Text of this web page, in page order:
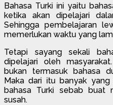
Bahasa Turki ini yaitu
ketika akan dipelajari
Sehingga pembelajaran
memerlukan waktu yang
Tetapi sayang sekali
dipelajari oleh
bukan termasuk bahasa
Maka dari itu banyak
bahasa Turki sebab buat
susah.